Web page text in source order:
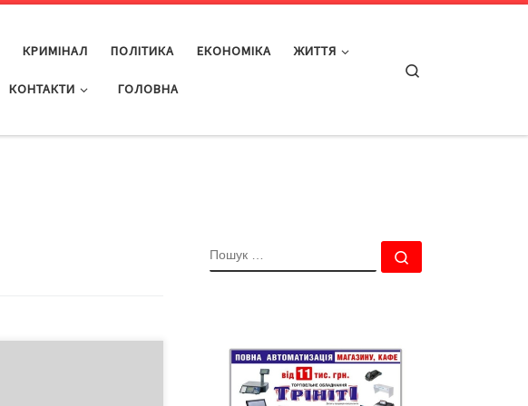
КРИМІНАЛ ПОЛІТИКА ЕКОНОМІКА ЖИТТЯ
КОНТАКТИ ГОЛОВНА
ПОШУК